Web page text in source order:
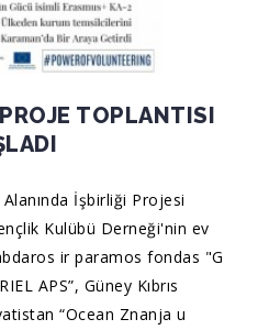
TOPLANTISI
İşbirliği Projesi
Kulübü Derneği'nin ev
ir paramos fondas "G
APS”, Güney Kıbrıs
“Ocean Znanja u